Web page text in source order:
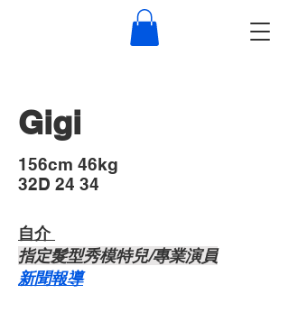
Gigi
​156cm 46kg
32D 24 34
自介 ​
​指定髮型秀模特兒/專業演員
​新聞報導